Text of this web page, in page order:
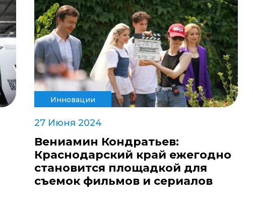
Инновации
27 Июня 2024
Вениамин Кондратьев:
Краснодарский край ежегодно
становится площадкой для
съемок фильмов и сериалов